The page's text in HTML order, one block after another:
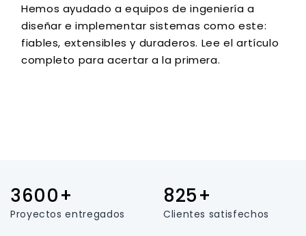
Hemos ayudado a equipos de ingeniería a
diseñar e implementar sistemas como este:
fiables, extensibles y duraderos. Lee el artículo
completo para acertar a la primera.
3600+
Proyectos entregados
825+
Clientes satisfechos